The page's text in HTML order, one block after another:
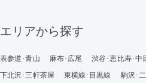
エリアから探す
表参道･青山 麻布･広尾 渋谷･恵比寿･中
下北沢･三軒茶屋
東横線･目黒線 駒沢･